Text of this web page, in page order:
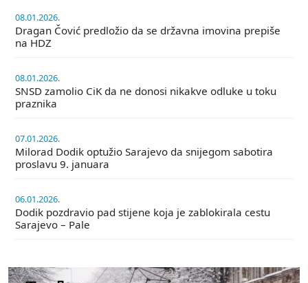
08.01.2026.
Dragan Čović predložio da se državna imovina prepiše
na HDZ
08.01.2026.
SNSD zamolio CiK da ne donosi nikakve odluke u toku
praznika
07.01.2026.
Milorad Dodik optužio Sarajevo da snijegom sabotira
proslavu 9. januara
06.01.2026.
Dodik pozdravio pad stijene koja je zablokirala cestu
Sarajevo – Pale